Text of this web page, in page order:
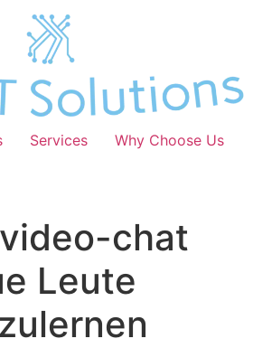
Services
Why Choose Us
chat
Leute